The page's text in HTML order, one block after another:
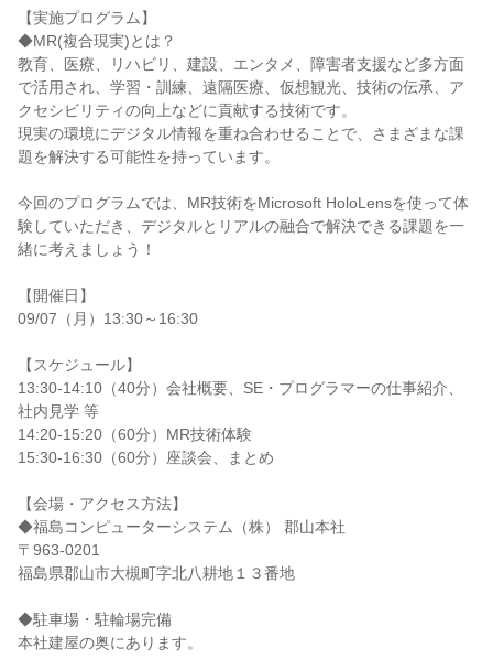
【実施プログラム】
◆MR(複合現実)とは？
教育、医療、リハビリ、建設、エンタメ、障害者支援など多方面
で活用され、学習・訓練、遠隔医療、仮想観光、技術の伝承、ア
クセシビリティの向上などに貢献する技術です。
現実の環境にデジタル情報を重ね合わせることで、さまざまな課
題を解決する可能性を持っています。
今回のプログラムでは、MR技術をMicrosoft HoloLensを使って体
験していただき、デジタルとリアルの融合で解決できる課題を一
緒に考えましょう！
【開催日】
09/07（月）13:30～16:30
【スケジュール】
13:30-14:10（40分）会社概要、SE・プログラマーの仕事紹介、
社内見学 等
14:20-15:20（60分）MR技術体験
15:30-16:30（60分）座談会、まとめ
【会場・アクセス方法】
◆福島コンピューターシステム（株） 郡山本社
〒963-0201
福島県郡山市大槻町字北八耕地１３番地
◆駐車場・駐輪場完備
本社建屋の奥にあります。